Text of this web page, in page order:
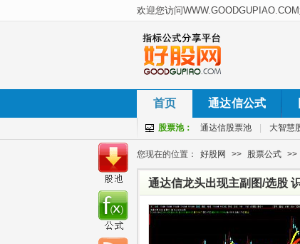
首页 通达信公式
股票池： 通达信股票池 大智慧
您现在的位置： 好股网 >> 股票公式 >>
通达信龙头出现主副图/选股